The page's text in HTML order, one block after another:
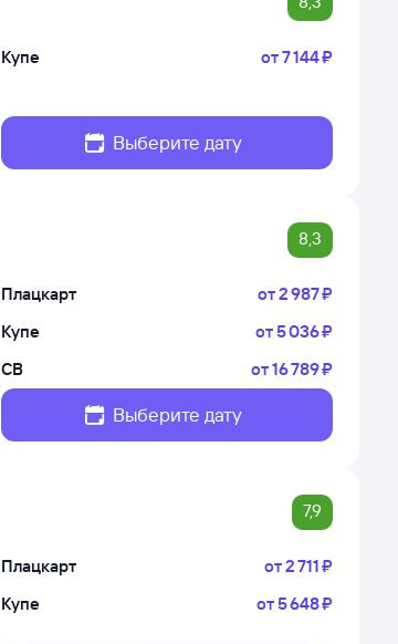
Купе от7 ⁠144 ⁠₽
Выберите дату
8,3
Плацкарт от2 ⁠987 ⁠₽
Купе
от5 ⁠036 ⁠₽
СВ
от16 ⁠789 ⁠₽
Выберите дату
7,9
Плацкарт от2 ⁠711 ⁠₽
Купе
от5 ⁠648 ⁠₽